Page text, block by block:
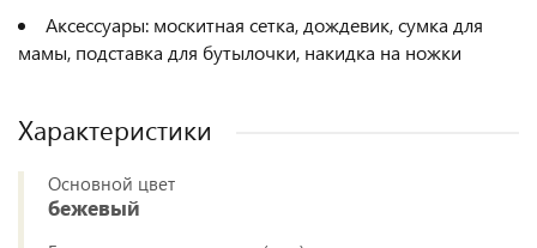
Аксессуары: москитная сетка, дождевик, сумка для
мамы, подставка для бутылочки, накидка на ножки
Характеристики
Основной цвет
бежевый